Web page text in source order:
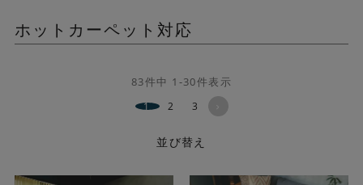
ホットカーペット対応
並び替え
83件中 1 -30件表示
1 2 3